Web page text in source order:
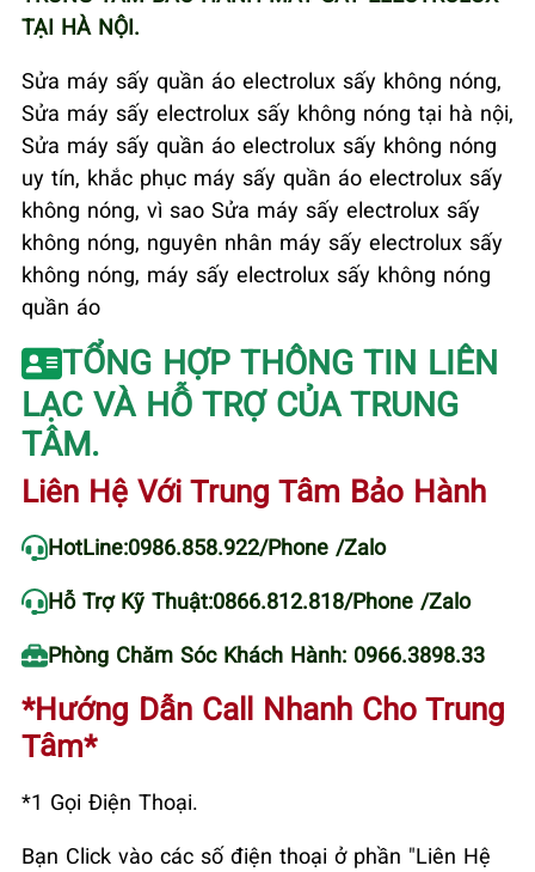
TẠI HÀ NỘI.
Sửa máy sấy quần áo electrolux sấy không nóng,
Sửa máy sấy electrolux sấy không nóng tại hà nội,
Sửa máy sấy quần áo electrolux sấy không nóng
uy tín, khắc phục máy sấy quần áo electrolux sấy
không nóng, vì sao Sửa máy sấy electrolux sấy
không nóng, nguyên nhân máy sấy electrolux sấy
không nóng, máy sấy electrolux sấy không nóng
quần áo
TỔNG HỢP THÔNG TIN LIÊN
LẠC VÀ HỖ TRỢ CỦA TRUNG
TÂM.
Liên Hệ Với Trung Tâm Bảo Hành
HotLine:0986.858.922/Phone /Zalo
Hỗ Trợ Kỹ Thuật:0866.812.818/Phone /Zalo
Phòng Chăm Sóc Khách Hành: 0966.3898.33
*Hướng Dẫn Call Nhanh Cho Trung
Tâm*
*1 Gọi Điện Thoại.
Bạn Click vào các số điện thoại ở phần "Liên Hệ